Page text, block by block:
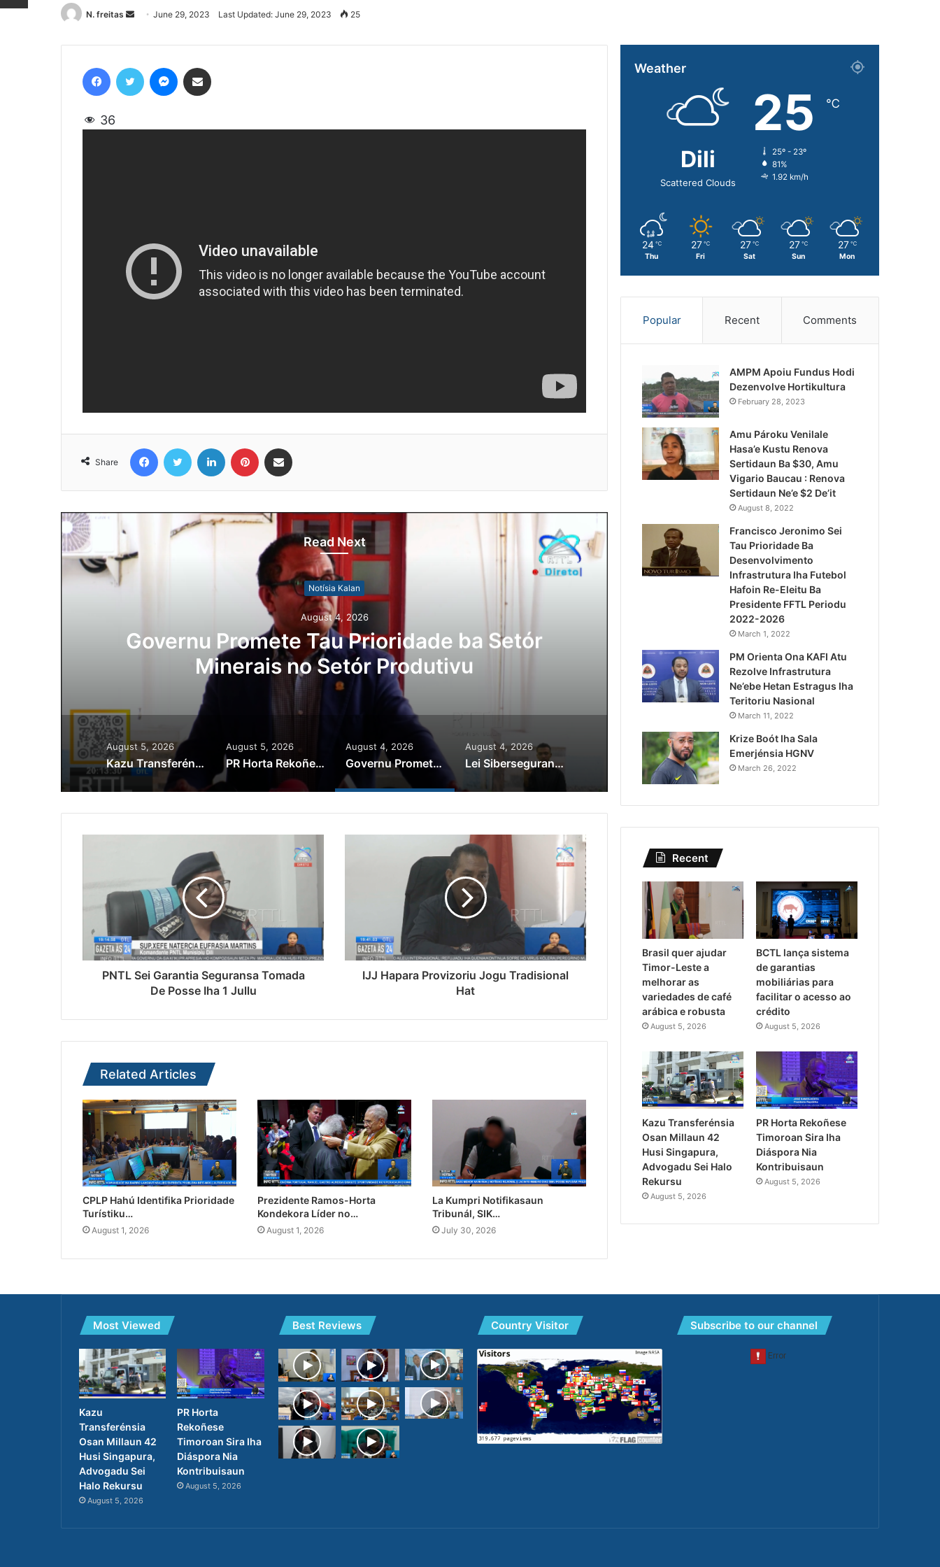
N. freitas
Send
email
June 29, 2023 Last Updated: June 29, 2023 25
36
Share
Read Next
Notísia Kalan
August 4, 2026
Governu Promete Tau Prioridade ba Setór
Minerais no Setór Produtivu
Lei Siberseguransa Ajuda
Kaptura Autór Kriminozu
Estranjeiru
August 5, 2026
Kazu Transferénsia Osan Millaun 42 Husi Singapura, Advogadu Sei Halo Rekursu
August 5, 2026
PR Horta Rekoñese Timoroan Sira Iha Diáspora Nia Kontribuisaun
August 4, 2026
Governu Promete Tau Prioridade ba Setór Minerais no Setór Produtivu
August 4, 2026
Lei Siberseguransa Ajuda Autoridade Polisiál Kaptura Autór Kriminozu ho Paradeiru Iha Estranjeiru
PNTL Sei Garantia Seguransa Tomada
De Posse Iha 1 Jullu
IJJ Hapara Provizoriu Jogu Tradisional
Hat
Related Articles
CPLP Hahú Identifika Prioridade
Turístiku…
August 1, 2026
Prezidente Ramos-Horta
Kondekora Líder no…
August 1, 2026
La Kumpri Notifikasaun
Tribunál, SIK…
July 30, 2026
Weather
Dili
Scattered Clouds
25 ℃
25º - 23º
81%
1.92 km/h
24 ℃
Thu
27 ℃
Fri
27 ℃
Sat
27 ℃
Sun
27 ℃
Mon
Popular Recent Comments
AMPM Apoiu Fundus Hodi
Dezenvolve Hortikultura
February 28, 2023
Amu Pároku Venilale
Hasa’e Kustu Renova
Sertidaun Ba $30, Amu
Vigario Baucau : Renova
Sertidaun Ne’e $2 De’it
August 8, 2022
Francisco Jeronimo Sei
Tau Prioridade Ba
Desenvolvimento
Infrastrutura Iha Futebol
Hafoin Re-Eleitu Ba
Presidente FFTL Periodu
2022-2026
March 1, 2022
PM Orienta Ona KAFI Atu
Rezolve Infrastrutura
Ne’ebe Hetan Estragus Iha
Teritoriu Nasional
March 11, 2022
Krize Boót Iha Sala
Emerjénsia HGNV
March 26, 2022
Recent
Brasil quer ajudar
Timor-Leste a
melhorar as
variedades de café
arábica e robusta
August 5, 2026
BCTL lança sistema
de garantias
mobiliárias para
facilitar o acesso ao
crédito
August 5, 2026
Kazu Transferénsia
Osan Millaun 42
Husi Singapura,
Advogadu Sei Halo
Rekursu
August 5, 2026
PR Horta Rekoñese
Timoroan Sira Iha
Diáspora Nia
Kontribuisaun
August 5, 2026
Most Viewed
Kazu
Transferénsia
Osan Millaun 42
Husi Singapura,
Advogadu Sei
Halo Rekursu
August 5, 2026
PR Horta
Rekoñese
Timoroan Sira Iha
Diáspora Nia
Kontribuisaun
August 5, 2026
Best Reviews Country Visitor Subscribe to our channel